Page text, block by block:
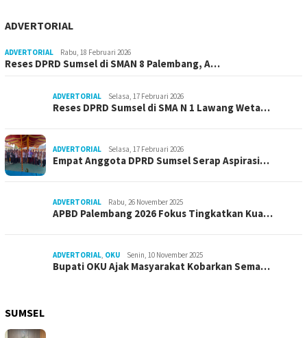
ADVERTORIAL
ADVERTORIAL Rabu, 18 Februari 2026
Reses DPRD Sumsel di SMAN 8 Palembang, A…
ADVERTORIAL Selasa, 17 Februari 2026
Reses DPRD Sumsel di SMA N 1 Lawang Weta…
ADVERTORIAL Selasa, 17 Februari 2026
Empat Anggota DPRD Sumsel Serap Aspirasi…
ADVERTORIAL Rabu, 26 November 2025
APBD Palembang 2026 Fokus Tingkatkan Kua…
ADVERTORIAL, OKU Senin, 10 November 2025
Bupati OKU Ajak Masyarakat Kobarkan Sema…
SUMSEL